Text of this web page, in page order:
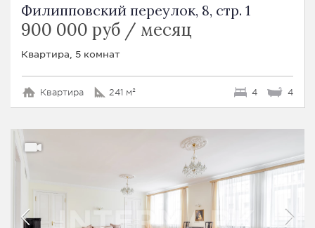
Филипповский переулок, 8, стр. 1
900 000 руб / месяц
Квартира, 5 комнат
Квартира 241 м² 4 4